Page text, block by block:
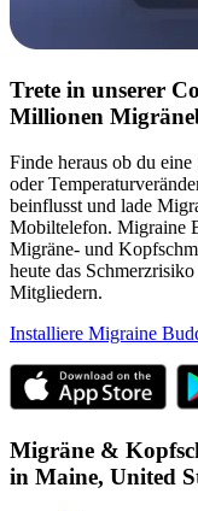
Trete in unserer
Millionen
Finde heraus ob du
oder
beinflusst und lade
Mobiltelefon. Migraine
Migräne- und
heute das
Mitgliedern.
Installiere Migraine
Migräne &
in Maine, United